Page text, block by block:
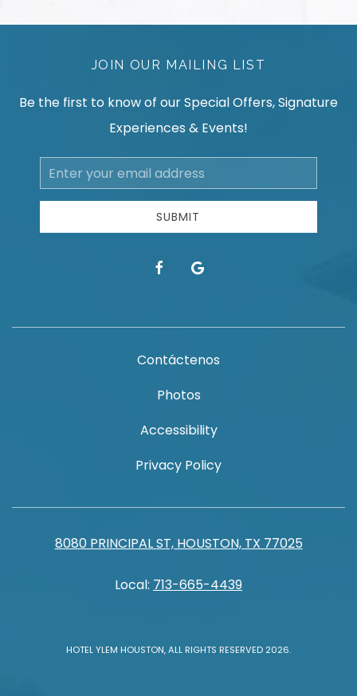
JOIN OUR MAILING LIST
Be the first to know of our Special Offers, Signature
Experiences & Events!
Email
Address
SUBMIT
facebookgoogle
Contáctenos
Photos
Accessibility
Privacy Policy
8080 PRINCIPAL ST, HOUSTON, TX 77025
Local: 713-665-4439
HOTEL YLEM HOUSTON, ALL RIGHTS RESERVED 2026.